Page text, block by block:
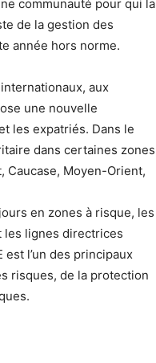
communauté pour qui la
de la gestion des
année hors norme.
aux
une nouvelle
les expatriés. Dans le
dans certaines zones
Caucase, Moyen-Orient,
en zones à risque, les
les lignes directrices
est l’un des principaux
risques, de la protection